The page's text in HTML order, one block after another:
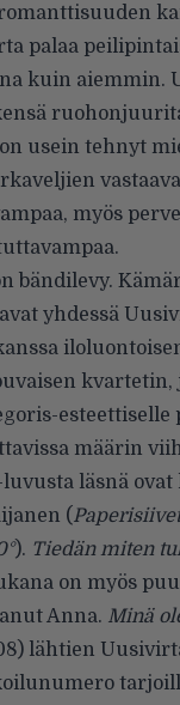
palaa
kuin aiemmin.
usein tehnyt
myös
bändilevy.
yhdessä
kvartetin,
esteettiselle
määrin
läsnä
(Paperisiivet
). Tiedän miten
on myös
Anna. Minä
lähtien